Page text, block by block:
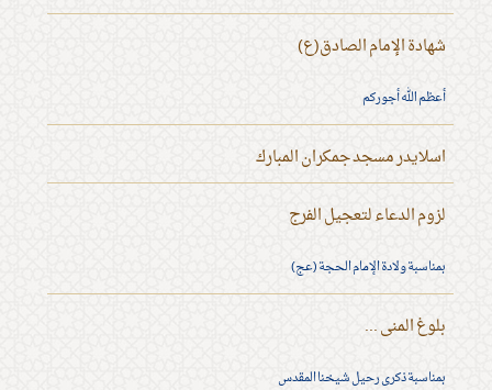
شهادة الإمام الصادق(ع)
أعظم الله أجوركم
اسلايدر مسجد جمكران المبارك
لزوم الدعاء لتعجيل الفرج
بمناسبة ولادة الإمام الحجة (عج)
بلوغ المنى ...
بمناسبة ذكرى رحيل شيخنا المقدس